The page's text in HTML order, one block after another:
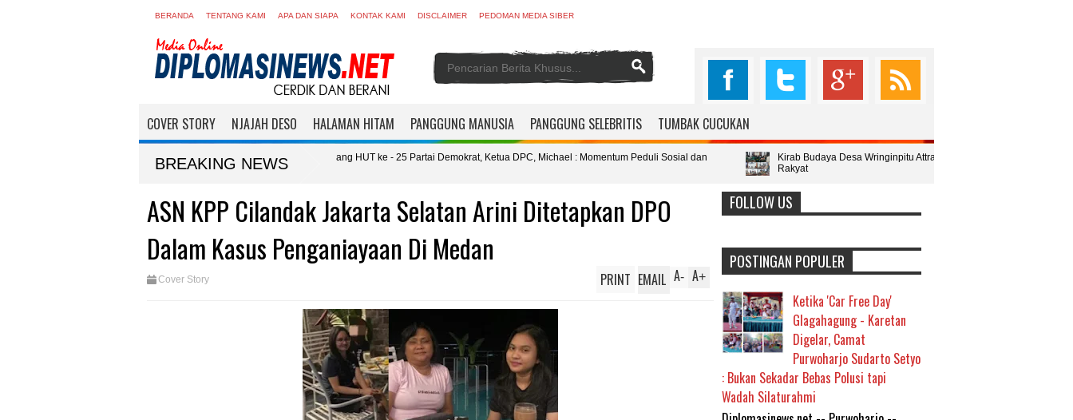
BERANDA TENTANG KAMI APA DAN SIAPA KONTAK KAMI DISCLAIMER PEDOMAN MEDIA SIBER
76.098
Fans
COVER STORY NJAJAH DESO HALAMAN HITAM PANGGUNG MANUSIA PANGGUNG SELEBRITIS TUMBAK CUCUKAN
BREAKING NEWS
Aksi 'Rijig - Rijig' Pantai Jelang HUT ke - 25 Partai Demokrat, Ketua DPC, Michael : Momentum Peduli Sosial dan
Lingkungan
Kirab Budaya Desa Wringinpitu Attraction 2026' Siap Digelar, Kades Wasito : Acara
ASN KPP Cilandak Jakarta Selatan Arini Ditetapkan DPO
Dalam Kasus Penganiayaan Di Medan
Cover Story A+
A-
PRINT EMAIL
FOLLOW US
POSTINGAN POPULER
Ketika 'Car Free Day'
Glagahagung - Karetan
Digelar, Camat
Purwoharjo Sudarto Setyo
: Bukan Sekadar Bebas Polusi tapi
Wadah Silaturahmi